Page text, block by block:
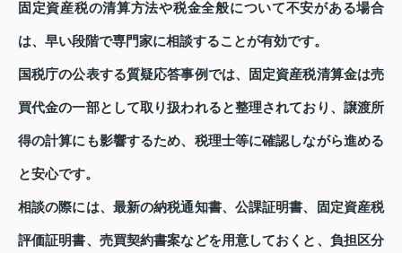
固定資産税の清算方法や税金全般について不安がある場合
は、早い段階で専門家に相談することが有効です。
国税庁の公表する質疑応答事例では、固定資産税清算金は売
買代金の一部として取り扱われると整理されており、譲渡所
得の計算にも影響するため、税理士等に確認しながら進める
と安心です。
相談の際には、最新の納税通知書、公課証明書、固定資産税
評価証明書、売買契約書案などを用意しておくと、負担区分